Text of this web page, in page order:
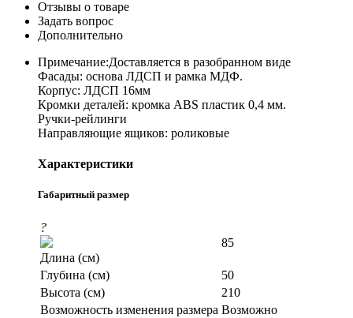
Отзывы о товаре
Задать вопрос
Дополнительно
Примечание:Доставляется в разобранном виде
Фасады: основа ЛДСП и рамка МДФ.
Корпус: ЛДСП 16мм
Кромки деталей: кромка ABS пластик 0,4 мм.
Ручки-рейлинги
Направляющие ящиков: роликовые
Характеристики
Габаритный размер
?
Длина (см)
85
Глубина (см)
50
Высота (см)
210
Возможность изменения размера Возможно